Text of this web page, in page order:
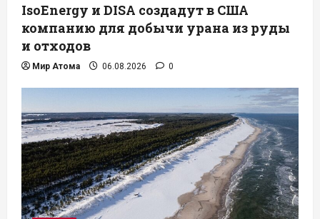
IsoEnergy и DISA создадут в США
компанию для добычи урана из руды
и отходов
Мир Атома 06.08.2026 0